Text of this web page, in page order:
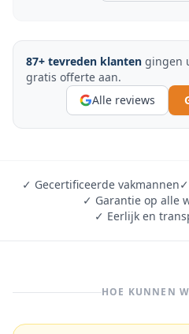
87+ tevreden klanten gingen
gratis offerte aan.
Alle reviews
✓ Gecertificeerde vakmannen
✓ Garantie op alle
✓ Eerlijk en
HOE KUNNEN